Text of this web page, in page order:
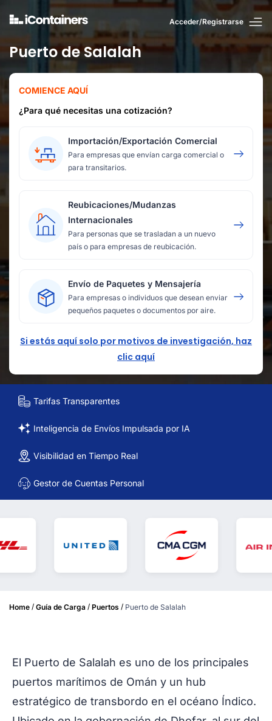
Acceder/Registrarse
Puerto de Salalah
COMIENCE AQUÍ
¿Para qué necesitas una cotización?
Importación/Exportación Comercial
Para empresas que envían carga comercial o
para transitarios.
Reubicaciones/Mudanzas
Internacionales
Para personas que se trasladan a un nuevo
país o para empresas de reubicación.
Envío de Paquetes y Mensajería
Para empresas o individuos que desean enviar
pequeños paquetes o documentos por aire.
Si estás aquí solo por motivos de investigación, haz
clic aquí
Tarifas Transparentes
Inteligencia de Envíos Impulsada por IA
Visibilidad en Tiempo Real
Gestor de Cuentas Personal
Home / Guía de Carga / Puertos / Puerto de Salalah
El Puerto de Salalah es uno de los principales
puertos marítimos de Omán y un hub
estratégico de transbordo en el océano Índico.